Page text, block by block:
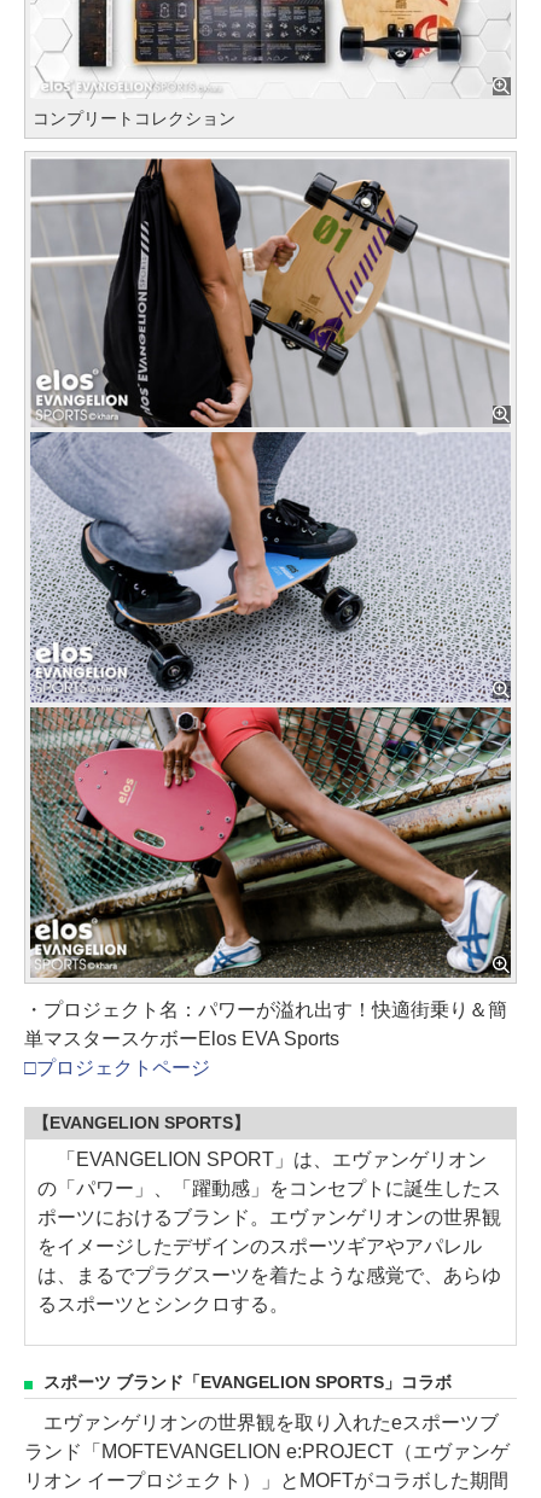
コンプリートコレクション
・プロジェクト名：パワーが溢れ出す！快適街乗り＆簡
単マスタースケボーElos EVA Sports
□プロジェクトページ
【EVANGELION SPORTS】
「EVANGELION SPORT」は、エヴァンゲリオン
の「パワー」、「躍動感」をコンセプトに誕生したス
ポーツにおけるブランド。エヴァンゲリオンの世界観
をイメージしたデザインのスポーツギアやアパレル
は、まるでプラグスーツを着たような感覚で、あらゆ
るスポーツとシンクロする。
スポーツ ブランド「EVANGELION SPORTS」コラボ
エヴァンゲリオンの世界観を取り入れたeスポーツブ
ランド「MOFTEVANGELION e:PROJECT（エヴァンゲ
リオン イープロジェクト）」とMOFTがコラボした期間